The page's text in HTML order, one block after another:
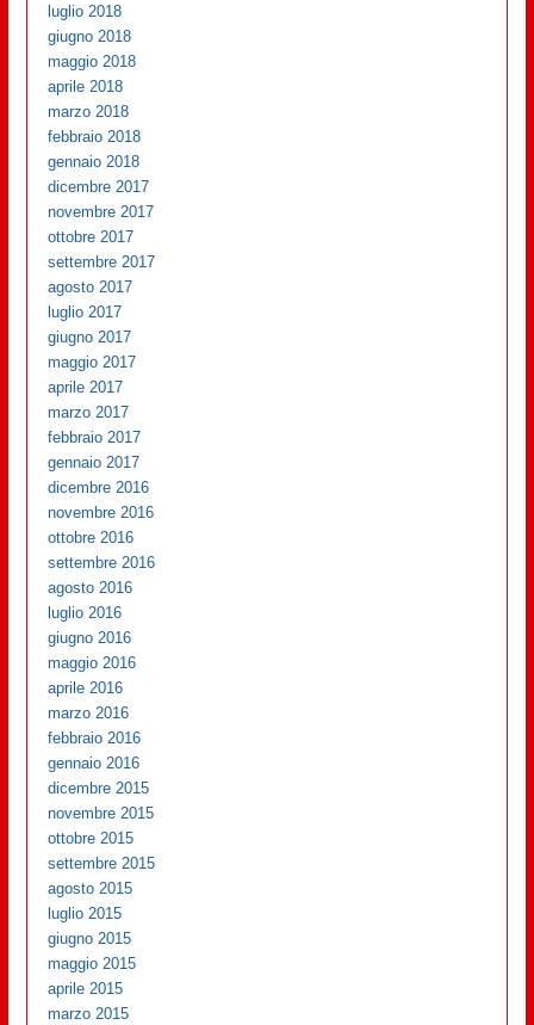
luglio 2018
giugno 2018
maggio 2018
aprile 2018
marzo 2018
febbraio 2018
gennaio 2018
dicembre 2017
novembre 2017
ottobre 2017
settembre 2017
agosto 2017
luglio 2017
giugno 2017
maggio 2017
aprile 2017
marzo 2017
febbraio 2017
gennaio 2017
dicembre 2016
novembre 2016
ottobre 2016
settembre 2016
agosto 2016
luglio 2016
giugno 2016
maggio 2016
aprile 2016
marzo 2016
febbraio 2016
gennaio 2016
dicembre 2015
novembre 2015
ottobre 2015
settembre 2015
agosto 2015
luglio 2015
giugno 2015
maggio 2015
aprile 2015
marzo 2015